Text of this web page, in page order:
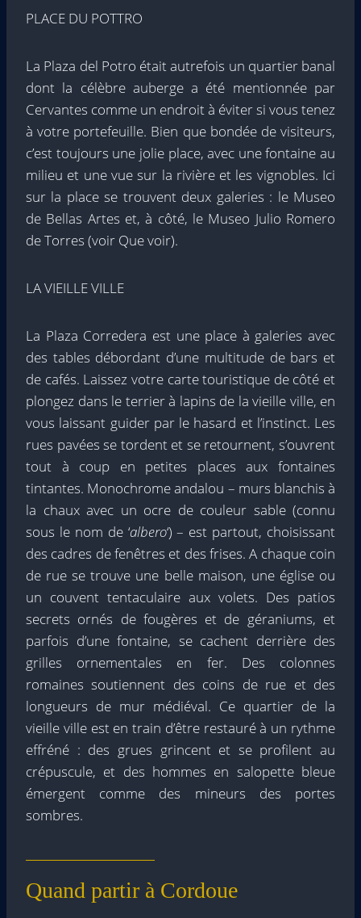
PLACE DU POTTRO
La Plaza del Potro était autrefois un quartier banal
dont la célèbre auberge a été mentionnée par
Cervantes comme un endroit à éviter si vous tenez
à votre portefeuille. Bien que bondée de visiteurs,
c’est toujours une jolie place, avec une fontaine au
milieu et une vue sur la rivière et les vignobles. Ici
sur la place se trouvent deux galeries : le Museo
de Bellas Artes et, à côté, le Museo Julio Romero
de Torres (voir Que voir).
LA VIEILLE VILLE
La Plaza Corredera est une place à galeries avec
des tables débordant d’une multitude de bars et
de cafés. Laissez votre carte touristique de côté et
plongez dans le terrier à lapins de la vieille ville, en
vous laissant guider par le hasard et l’instinct. Les
rues pavées se tordent et se retournent, s’ouvrent
tout à coup en petites places aux fontaines
tintantes. Monochrome andalou – murs blanchis à
la chaux avec un ocre de couleur sable (connu
sous le nom de ‘albero‘) – est partout, choisissant
des cadres de fenêtres et des frises. A chaque coin
de rue se trouve une belle maison, une église ou
un couvent tentaculaire aux volets. Des patios
secrets ornés de fougères et de géraniums, et
parfois d’une fontaine, se cachent derrière des
grilles ornementales en fer. Des colonnes
romaines soutiennent des coins de rue et des
longueurs de mur médiéval. Ce quartier de la
vieille ville est en train d’être restauré à un rythme
effréné : des grues grincent et se profilent au
crépuscule, et des hommes en salopette bleue
émergent comme des mineurs des portes
sombres.
Quand partir à Cordoue